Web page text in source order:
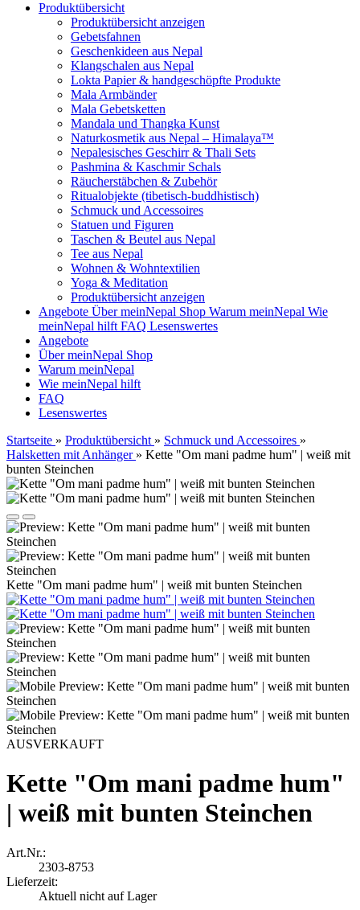
Produktübersicht
Produktübersicht anzeigen
Gebetsfahnen
Geschenkideen aus Nepal
Klangschalen aus Nepal
Lokta Papier & handgeschöpfte Produkte
Mala Armbänder
Mala Gebetsketten
Mandala und Thangka Kunst
Naturkosmetik aus Nepal – Himalaya™
Nepalesisches Geschirr & Thali Sets
Pashmina & Kaschmir Schals
Räucherstäbchen & Zubehör
Ritualobjekte (tibetisch-buddhistisch)
Schmuck und Accessoires
Statuen und Figuren
Taschen & Beutel aus Nepal
Tee aus Nepal
Wohnen & Wohntextilien
Yoga & Meditation
Produktübersicht anzeigen
Angebote Über meinNepal Shop Warum meinNepal Wie
meinNepal hilft FAQ Lesenswertes
Angebote
Über meinNepal Shop
Warum meinNepal
Wie meinNepal hilft
FAQ
Lesenswertes
Startseite » Produktübersicht » Schmuck und Accessoires »
Halsketten mit Anhänger » Kette "Om mani padme hum" | weiß mit
bunten Steinchen
Kette "Om mani padme hum" | weiß mit bunten Steinchen
AUSVERKAUFT
Kette "Om mani padme hum"
| weiß mit bunten Steinchen
Art.Nr.:
2303-8753
Lieferzeit:
Aktuell nicht auf Lager